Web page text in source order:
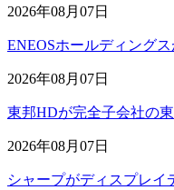
2026年08月07日
ENEOSホールディング
2026年08月07日
東邦HDが完全子会社の
2026年08月07日
シャープがディスプレイ